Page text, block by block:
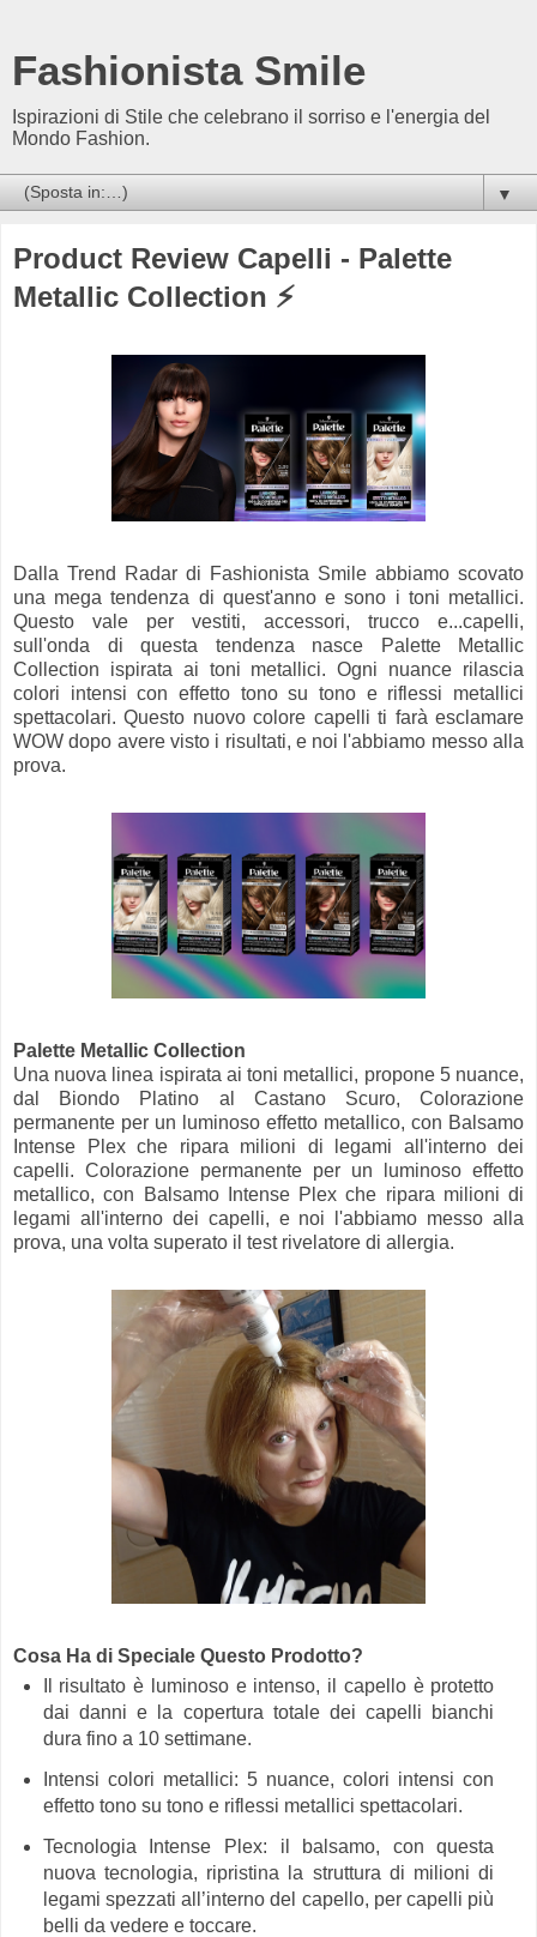
Fashionista Smile
Ispirazioni di Stile che celebrano il sorriso e l'energia del
Mondo Fashion.
▼
Product Review Capelli - Palette
Metallic Collection ⚡
Dalla Trend Radar di Fashionista Smile abbiamo scovato
una mega tendenza di quest'anno e sono i toni metallici.
Questo vale per vestiti, accessori, trucco e...capelli,
sull'onda di questa tendenza nasce Palette Metallic
Collection ispirata ai toni metallici. Ogni nuance rilascia
colori intensi con effetto tono su tono e riflessi metallici
spettacolari. Questo nuovo colore capelli ti farà esclamare
WOW dopo avere visto i risultati, e noi l'abbiamo messo alla
prova.
Palette Metallic Collection
Una nuova linea ispirata ai toni metallici, propone 5 nuance,
dal Biondo Platino al Castano Scuro, Colorazione
permanente per un luminoso effetto metallico, con Balsamo
Intense Plex che ripara milioni di legami all'interno dei
capelli. Colorazione permanente per un luminoso effetto
metallico, con Balsamo Intense Plex che ripara milioni di
legami all'interno dei capelli, e noi l'abbiamo messo alla
prova, una volta superato il test rivelatore di allergia.
Cosa Ha di Speciale Questo Prodotto?
Il risultato è luminoso e intenso, il capello è protetto
dai danni e la copertura totale dei capelli bianchi
dura fino a 10 settimane.
Intensi colori metallici: 5 nuance, colori intensi con
effetto tono su tono e riflessi metallici spettacolari.
Tecnologia Intense Plex: il balsamo, con questa
nuova tecnologia, ripristina la struttura di milioni di
legami spezzati all’interno del capello, per capelli più
belli da vedere e toccare.